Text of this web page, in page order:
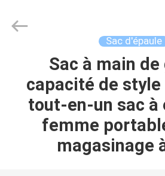
MAISON
PRODUITS
Rights
Reserved.
Sac d'épaule
Sac à main
capacité de style
tout-en-un sac à
femme
magasinage